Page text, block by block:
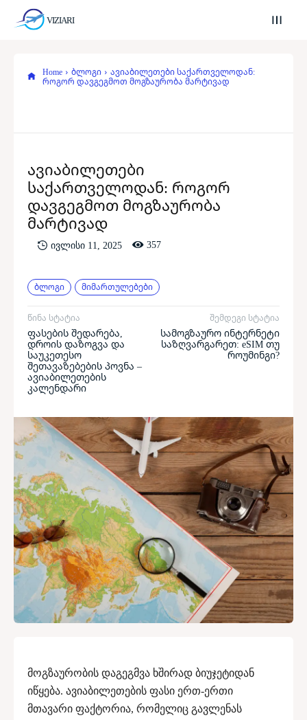
VIZIARI
Home ბლოგი
ავიაბილეთები საქართველოდან:
როგორ დავგეგმოთ მოგზაურობა მარტივად
ავიაბილეთები
საქართველოდან: როგორ
დავგეგმოთ მოგზაურობა
მარტივად
ივლისი 11, 2025 357
ბლოგი მიმართულებები
წინა სტატია
ფასების შედარება,
დროის დაზოგვა და
საუკეთესო
შეთავაზებების პოვნა –
ავიაბილეთების
კალენდარი
შემდეგი სტატია
სამოგზაურო ინტერნეტი
საზღვარგარეთ: eSIM თუ
როუმინგი?
მოგზაურობის დაგეგმვა ხშირად ბიუჯეტიდან
იწყება. ავიაბილეთების ფასი ერთ-ერთი
მთავარი ფაქტორია, რომელიც გავლენას